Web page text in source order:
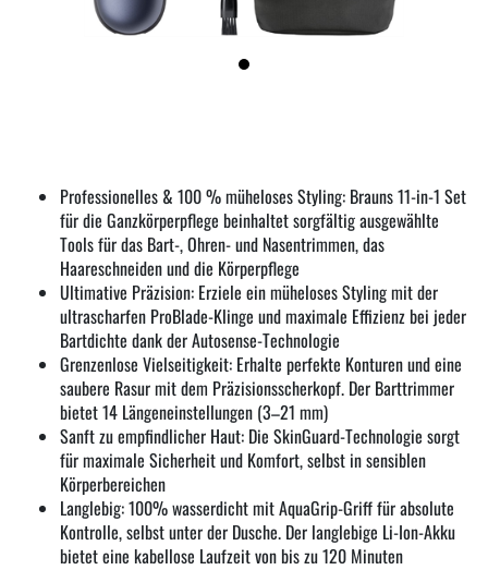
Professionelles & 100 % müheloses Styling: Brauns 11-in-1 Set
für die Ganzkörperpflege beinhaltet sorgfältig ausgewählte
Tools für das Bart-, Ohren- und Nasentrimmen, das
Haareschneiden und die Körperpflege
Ultimative Präzision: Erziele ein müheloses Styling mit der
ultrascharfen ProBlade-Klinge und maximale Effizienz bei jeder
Bartdichte dank der Autosense-Technologie
Grenzenlose Vielseitigkeit: Erhalte perfekte Konturen und eine
saubere Rasur mit dem Präzisionsscherkopf. Der Barttrimmer
bietet 14 Längeneinstellungen (3–21 mm)
Sanft zu empfindlicher Haut: Die SkinGuard-Technologie sorgt
für maximale Sicherheit und Komfort, selbst in sensiblen
Körperbereichen
Langlebig: 100% wasserdicht mit AquaGrip-Griff für absolute
Kontrolle, selbst unter der Dusche. Der langlebige Li-Ion-Akku
bietet eine kabellose Laufzeit von bis zu 120 Minuten